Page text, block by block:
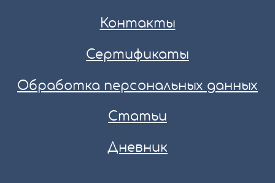
Контакты
Сертификаты
Обработка персональных данных
Статьи
Дневник